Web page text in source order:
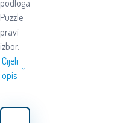
podloga
Puzzle
pravi
izbor.
Cijeli
opis